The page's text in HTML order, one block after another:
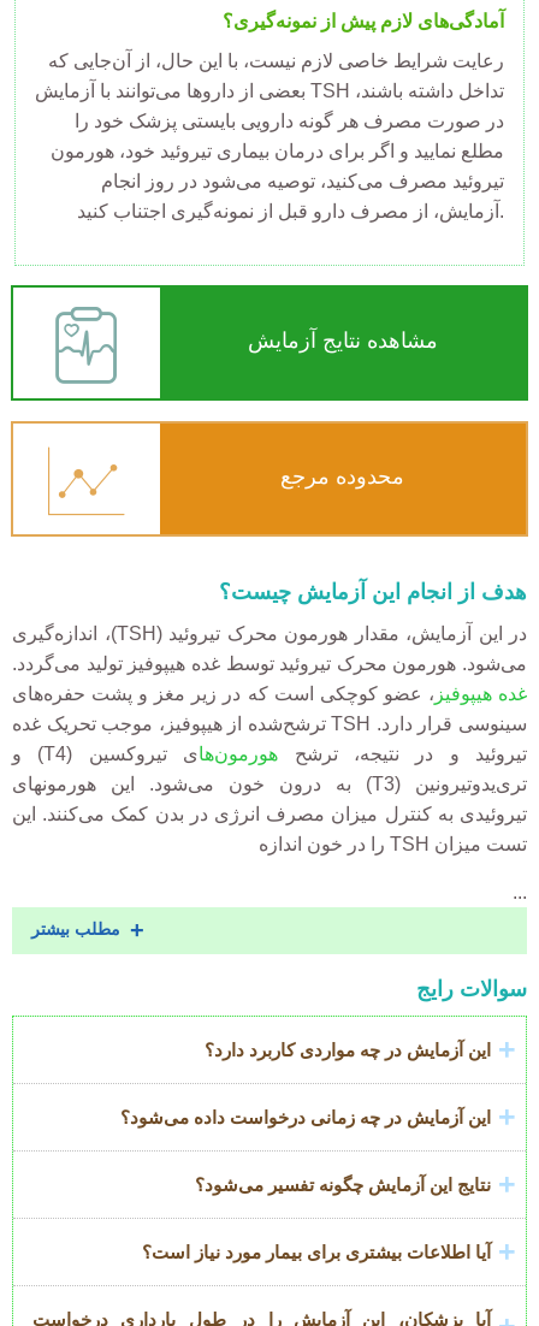
آمادگی‌های لازم پیش از نمونه‌گیری؟
رعایت شرایط خاصی لازم نیست، با این حال، از آن‌جایی که
بعضی از داروها می‌توانند با آزمایش TSH تداخل داشته باشند،
در صورت مصرف هر گونه دارویی بایستی پزشک خود را
مطلع نمایید و اگر برای درمان بیماری تیروئید خود، هورمون
تیروئید مصرف می‌کنید، توصیه می‌شود در روز انجام
آزمایش، از مصرف دارو قبل از نمونه‌گیری اجتناب کنید.
مشاهده نتایج آزمایش
محدوده مرجع
هدف از انجام این آزمایش چیست؟
در این آزمایش، مقدار هورمون محرک تیروئید (TSH)، اندازه‌گیری
می‌شود. هورمون محرک تیروئید توسط غده هیپوفیز تولید می‌گردد.
غده هیپوفیز ، عضو کوچکی است که در زیر مغز و پشت حفره‌های
سینوسی قرار دارد. TSH ترشح‌شده از هیپوفیز، موجب تحریک غده
تیروئید و در نتیجه، ترشح هورمون‌ها
ی تیروکسین (T4) و
تری‌یدوتیرونین (T3) به درون خون می‌شود. این هورمونهای
تیروئیدی به کنترل میزان مصرف انرژی در بدن کمک می‌کنند. این
تست میزان TSH را در خون اندازه
...
مطلب بیشتر
سوالات رایج
این آزمایش در چه مواردی کاربرد دارد؟
این آزمایش در چه زمانی درخواست داده می‌شود؟
نتایج این آزمایش چگونه تفسیر می‌شود؟
آیا اطلاعات بیشتری برای بیمار مورد نیاز است؟
آیا پزشکان، این آزمایش را در طول بارداری درخواست